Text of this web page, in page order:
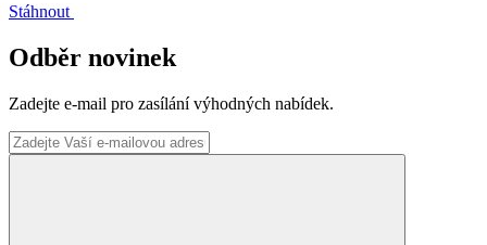
Stáhnout
Odběr novinek
Zadejte e-mail pro zasílání výhodných nabídek.